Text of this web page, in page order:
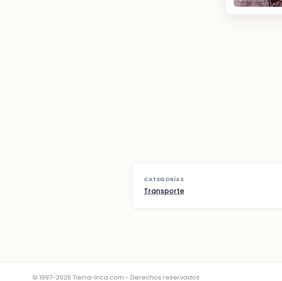
CATEGORÍAS
Transporte
© 1997-2026 Tierra-Inca.com - Derechos reservados.